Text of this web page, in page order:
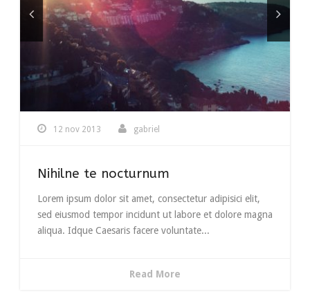
12 nov 2013 gabriel
Nihilne te nocturnum
Lorem ipsum dolor sit amet, consectetur adipisici elit,
sed eiusmod tempor incidunt ut labore et dolore magna
aliqua. Idque Caesaris facere voluntate...
Read More